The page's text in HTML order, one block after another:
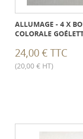
ALLUMAGE - 4 X
COLORALE
24,00 € TTC
(20,00 € HT)